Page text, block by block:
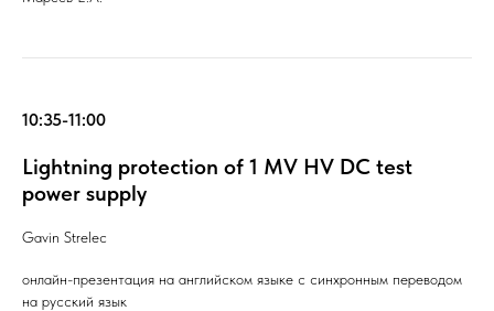
10:35-11:00
Lightning protection of 1 MV HV DC test
power supply
Gavin Strelec
онлайн-презентация на английском языке с синхронным переводом
на русский язык